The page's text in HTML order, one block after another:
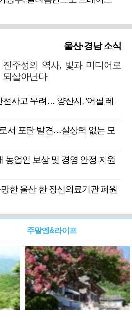
울산·경남 소식
진주성의 역사, 빛과 미디어로
되살아난다
사고 우려… 양산시, '어필 레
서 포탄 발견…살상력 없는 모
농업인 보상 및 경영 안정 지원
한 울산 한 정신의료기관 폐원
주말엔&라이프